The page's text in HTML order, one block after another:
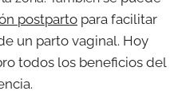
postparto para facilitar
un parto vaginal. Hoy
todos los beneficios del